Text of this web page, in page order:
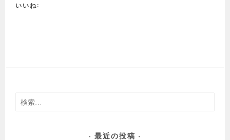
いいね:
検
最近の投稿